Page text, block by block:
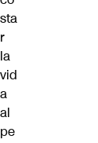
sta
r
la
vid
a
al
pe